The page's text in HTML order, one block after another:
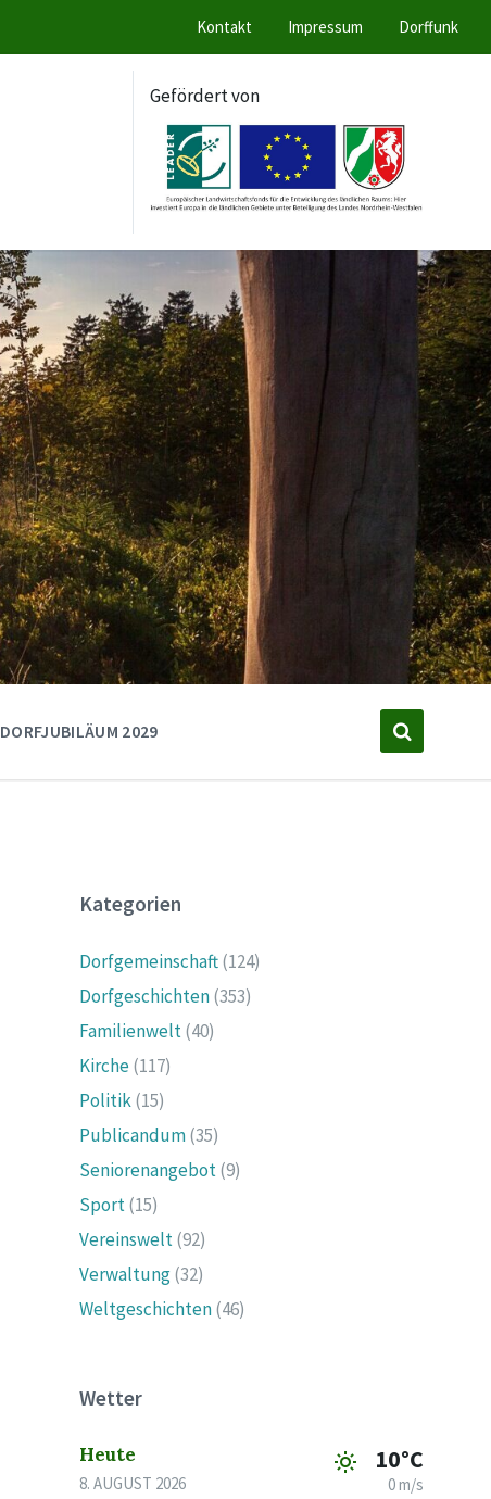
Kontakt Impressum Dorffunk
Gefördert von
DORFJUBILÄUM 2029
Kategorien
Dorfgemeinschaft(124)
Dorfgeschichten(353)
Familienwelt(40)
Kirche(117)
Politik(15)
Publicandum(35)
Seniorenangebot(9)
Sport(15)
Vereinswelt(92)
Verwaltung(32)
Weltgeschichten(46)
Wetter
Heute
8. AUGUST 2026
10°C
0 m/s